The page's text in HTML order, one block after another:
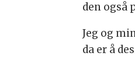
den også
Jeg og
da er å